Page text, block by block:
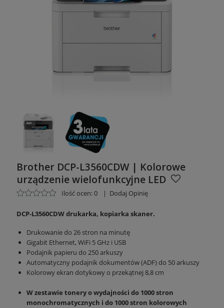
Brother DCP-L3560CDW | Kolorowe
urządzenie wielofunkcyjne LED
Ilość ocen: 0 | Dodaj Opinię
DCP-L3560CDW drukarka, kopiarka skaner.
Drukowanie do 26 stron na minutę
Gigabit Ethernet, WiFi 5 GHz i USB
Podajnik papieru do 250 arkuszy
Automatyczny podajnik dokumentów (ADF) do 50 arkuszy
Kolorowy ekran dotykowy o przekątnej 8,8 cm
W zestawie tonery o wydajności do 1000 stron
monochromatycznych i do 1000 stron kolorowych